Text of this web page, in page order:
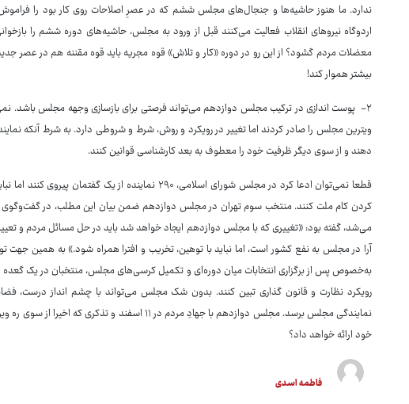
ندارد. ما هنوز حاشیه‌ها و جنجال‌های مجلس ششم که در عصرِ اصلاحات روی کار بود را فراموش
اردوگاه نیروهای انقلاب فعالیت می‌کنند قبل از ورود به مجلس، حاشیه‌های دوره ششم را
معضلات مردم گشود؟ از این رو در دوره «کار و تلاش» قوه مجریه باید قوه مقننه هم در عصر
بیشتر هموار کند!
۲- پوست اندازی در ترکیب مجلس دوازدهم می‌تواند فرصتی برای بازسازی وجهه مجلس باشد.
ویترین مجلس را صادر کردند اما تغییر در رویکرد و روش، شرط و شروطی دارد. به شرط آنکه
دهند و از سوی دیگر ظرفیت خود را معطوف به بعد کارشناسی قوانین کنند.
قطعا نمی‌توان ادعا کرد در مجلس شورای اسلامی، ۲۹۰ نماینده
می‌شد، گفته بود: «تغییری که با مجلس دوازدهم ایجاد خواهد شد باید در حل مسائل مردم و
آرا در مجلس به نفع کشور است، اما نباید با توهین، تخریب و افترا همراه شود.» به همین جهت
رویکرد نظارت و قانون گذاری تبین کنند. بدون شک مجلس می‌تواند با چشم انداز درست،
نمایندگی مجلس برسد. مجلس دوازدهم با جهادِ مردم در ۱۱
خود ارائه خواهد داد؟
فاطمه اسدی